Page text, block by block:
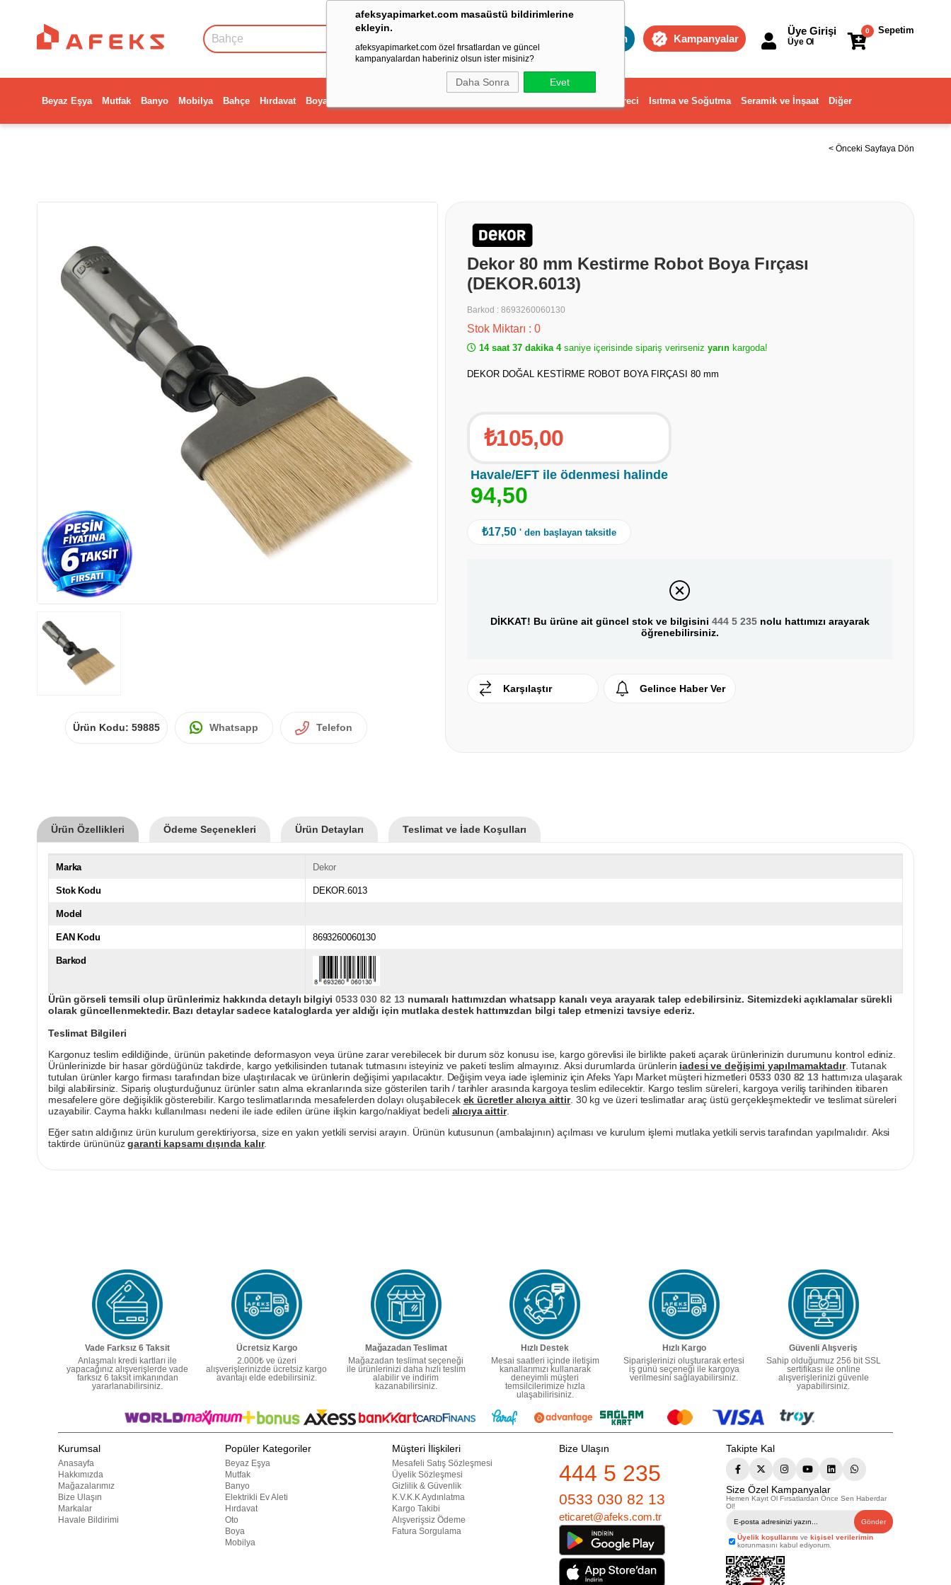
afeksyapimarket.com masaüstü bildirimlerine
ekleyin.
afeksyapimarket.com özel fırsatlardan ve güncel
kampanyalardan haberiniz olsun ister misiniz?
Daha Sonra Evet
Toptan Kampanyalar
Sepetim
0
Üye Girişi
Üye Ol
Beyaz Eşya Mutfak Banyo Mobilya Bahçe Hırdavat Boya Dekorasyon ve Ev Gereci Isıtma ve Soğutma Seramik ve İnşaat Diğer
< Önceki Sayfaya Dön
Ürün Kodu: 59885 Whatsapp Telefon
Dekor 80 mm Kestirme Robot Boya Fırçası
(DEKOR.6013)
Barkod : 8693260060130
Stok Miktarı : 0
14 saat 37 dakika 4saniye içerisinde sipariş verirseniz yarın kargoda!
DEKOR DOĞAL KESTİRME ROBOT BOYA FIRÇASI 80 mm
₺105,00
Havale/EFT ile ödenmesi halinde
94,50
₺17,50 ' den başlayan taksitle
DİKKAT! Bu ürüne ait güncel stok ve bilgisini 444 5 235nolu hattımızı arayarak
öğrenebilirsiniz.
Karşılaştır Gelince Haber Ver
Ürün Özellikleri Ödeme Seçenekleri Ürün Detayları Teslimat ve İade Koşulları
Marka Dekor
Stok Kodu DEKOR.6013
Model
EAN Kodu 8693260060130
Barkod
Ürün görseli temsili olup ürünlerimiz hakkında detaylı bilgiyi0533 030 82 13 numaralı hattımızdan whatsapp kanalı veya arayarak talep edebilirsiniz. Sitemizdeki açıklamalar sürekli
olarak güncellenmektedir. Bazı detaylar sadece kataloglarda yer aldığı için mutlaka destek hattımızdan bilgi talep etmenizi tavsiye ederiz.
Teslimat Bilgileri
Kargonuz teslim edildiğinde, ürünün paketinde deformasyon veya ürüne zarar verebilecek bir durum söz konusu ise, kargo görevlisi ile birlikte paketi açarak ürünlerinizin durumunu kontrol ediniz.
Ürünlerinizde bir hasar gördüğünüz takdirde, kargo yetkilisinden tutanak tutmasını isteyiniz ve paketi teslim almayınız. Aksi durumlarda ürünlerin iadesi ve değişimi yapılmamaktadır. Tutanak
tutulan ürünler kargo firması tarafından bize ulaştırılacak ve ürünlerin değişimi yapılacaktır. Değişim veya iade işleminiz için Afeks Yapı Market müşteri hizmetleri 0533 030 82 13hattımıza ulaşarak
bilgi alabilirsiniz. Sipariş oluşturduğunuz ürünler satın alma ekranlarında size gösterilen tarih / tarihler arasında kargoya teslim edilecektir. Kargo teslim süreleri, kargoya veriliş tarihinden itibaren
mesafelere göre değişiklik gösterebilir. Kargo teslimatlarında mesafelerden dolayı oluşabilecek ek ücretler alıcıya aittir. 30 kg ve üzeri teslimatlar araç üstü gerçekleşmektedir ve teslimat süreleri
uzayabilir. Cayma hakkı kullanılması nedeni ile iade edilen ürüne ilişkin kargo/nakliyat bedeli alıcıya aittir.
Eğer satın aldığınız ürün kurulum gerektiriyorsa, size en yakın yetkili servisi arayın. Ürünün kutusunun (ambalajının) açılması ve kurulum işlemi mutlaka yetkili servis tarafından yapılmalıdır. Aksi
taktirde ürününüzgaranti kapsamı dışında kalır.
Vade Farksız 6 Taksit
Anlaşmalı kredi kartları ile
yapacağınız alışverişlerde vade
farksız 6 taksit imkanından
yararlanabilirsiniz.
Ücretsiz Kargo
2.000₺ ve üzeri
alışverişlerinizde ücretsiz kargo
avantajı elde edebilirsiniz.
Mağazadan Teslimat
Mağazadan teslimat seçeneği
ile ürünlerinizi daha hızlı teslim
alabilir ve indirim
kazanabilirsiniz.
Hızlı Destek
Mesai saatleri içinde iletişim
kanallarımızı kullanarak
deneyimli müşteri
temsilcilerimize hızla
ulaşabilirisiniz.
Hızlı Kargo
Siparişlerinizi oluşturarak ertesi
iş günü seçeneği ile kargoya
verilmesini sağlayabilirsiniz.
Güvenli Alışveriş
Sahip olduğumuz 256 bit SSL
sertifikası ile online
alışverişlerinizi güvenle
yapabilirsiniz.
Kurumsal
Anasayfa
Hakkımızda
Mağazalarımız
Bize Ulaşın
Markalar
Havale Bildirimi
Popüler Kategoriler
Beyaz Eşya
Mutfak
Banyo
Elektrikli Ev Aleti
Hırdavat
Oto
Boya
Mobilya
Müşteri İlişkileri
Mesafeli Satış Sözleşmesi
Üyelik Sözleşmesi
Gizlilik & Güvenlik
K.V.K.K Aydınlatma
Kargo Takibi
Alışverişsiz Ödeme
Fatura Sorgulama
Bize Ulaşın
444 5 235
0533 030 82 13
eticaret@afeks.com.tr
Takipte Kal
Size Özel Kampanyalar
Hemen Kayıt Ol Fırsatlardan Önce Sen Haberdar
Ol!
Gönder
Üyelik koşullarını ve kişisel verilerimin
korunmasını kabul ediyorum.